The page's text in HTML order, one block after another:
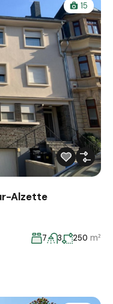
15
Alzette
7 3 250 m²